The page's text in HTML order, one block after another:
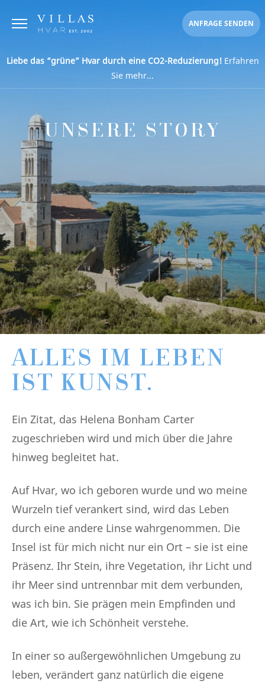
ANFRAGE SENDEN
Liebe das “grüne” Hvar durch eine CO2-Reduzierung!Erfahren
Sie mehr...
UNSERE STORY
ALLES IM LEBEN
IST KUNST.
Ein Zitat, das Helena Bonham Carter
zugeschrieben wird und mich über die Jahre
hinweg begleitet hat.
Auf Hvar, wo ich geboren wurde und wo meine
Wurzeln tief verankert sind, wird das Leben
durch eine andere Linse wahrgenommen. Die
Insel ist für mich nicht nur ein Ort – sie ist eine
Präsenz. Ihr Stein, ihre Vegetation, ihr Licht und
ihr Meer sind untrennbar mit dem verbunden,
was ich bin. Sie prägen mein Empfinden und
die Art, wie ich Schönheit verstehe.
In einer so außergewöhnlichen Umgebung zu
leben, verändert ganz natürlich die eigene